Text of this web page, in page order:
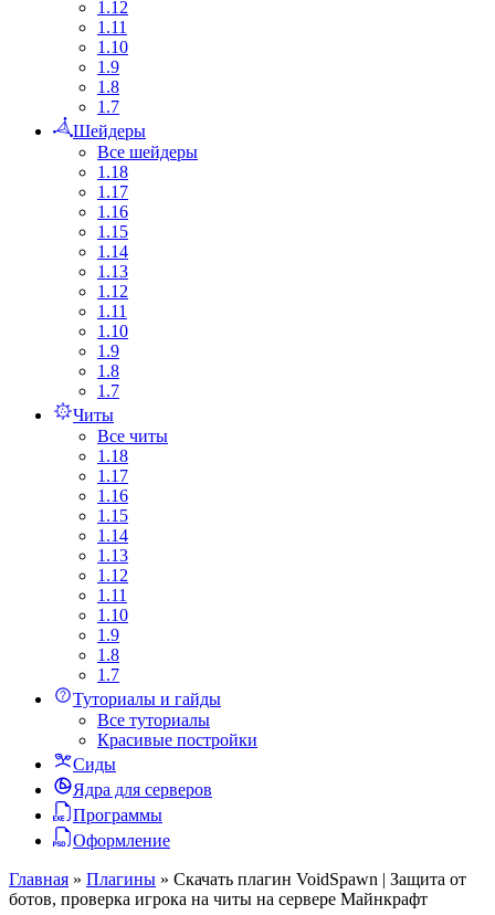
1.12
1.11
1.10
1.9
1.8
1.7
Шейдеры
Все шейдеры
1.18
1.17
1.16
1.15
1.14
1.13
1.12
1.11
1.10
1.9
1.8
1.7
Читы
Все читы
1.18
1.17
1.16
1.15
1.14
1.13
1.12
1.11
1.10
1.9
1.8
1.7
Туториалы и гайды
Все туториалы
Красивые постройки
Сиды
Ядра для серверов
Программы
Оформление
Главная » Плагины » Скачать плагин VoidSpawn | Защита от
ботов, проверка игрока на читы на сервере Майнкрафт